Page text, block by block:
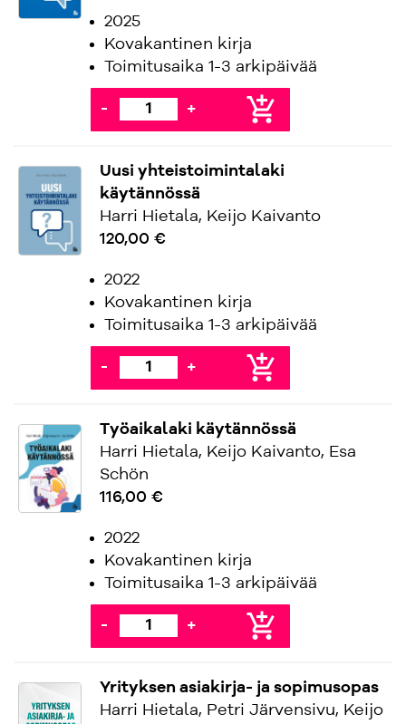
2025
Kovakantinen kirja
Toimitusaika 1-3 arkipäivää
- + add_shopping_cart
Uusi yhteistoimintalaki
käytännössä
Harri Hietala, Keijo Kaivanto
120,00 €
2022
Kovakantinen kirja
Toimitusaika 1-3 arkipäivää
- + add_shopping_cart
Työaikalaki käytännössä
Harri Hietala, Keijo Kaivanto, Esa
Schön
116,00 €
2022
Kovakantinen kirja
Toimitusaika 1-3 arkipäivää
- + add_shopping_cart
Yrityksen asiakirja- ja sopimusopas
Harri Hietala, Petri Järvensivu, Keijo